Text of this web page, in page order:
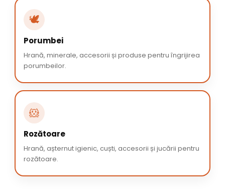
🕊️
Porumbei
Hrană, minerale, accesorii și produse pentru îngrijirea
porumbeilor.
🐹
Rozătoare
Hrană, așternut igienic, cuști, accesorii și jucării pentru
rozătoare.